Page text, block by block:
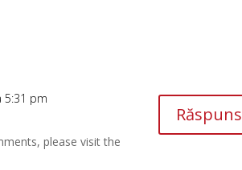
5:31 pm
please visit the
Răspuns